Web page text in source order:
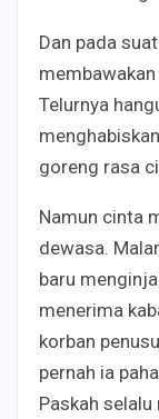
Dan pada
Telurnya
goreng rasa
Namun cinta
dewasa.
baru
menerima
korban
pernah ia
Paskah